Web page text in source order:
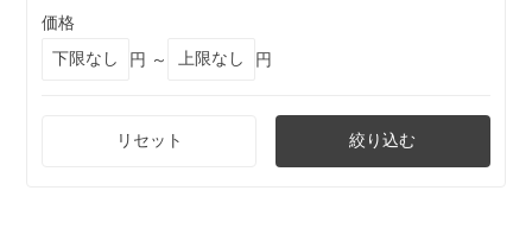
価格
円 ～
円
リセット 絞り込む